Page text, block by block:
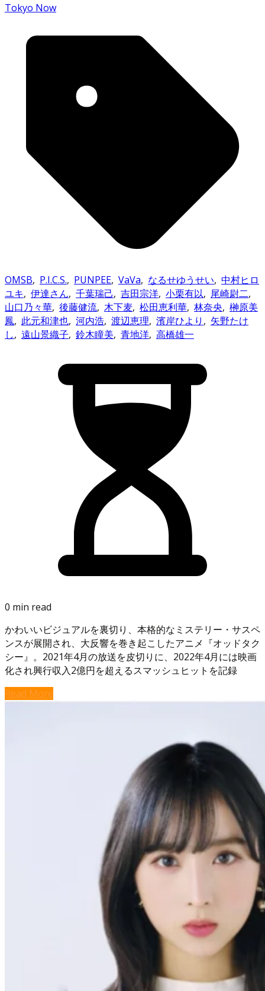
Tokyo Now
OMSB, P.I.C.S., PUNPEE, VaVa, なるせゆうせい, 中村ヒロ
ユキ, 伊達さん, 千葉瑞己, 吉田宗洋, 小栗有以, 尾崎尉二,
山口乃々華, 後藤健流, 木下麦, 松田恵利華, 林奈央, 榊原美
鳳, 此元和津也, 河内浩, 渡辺恵理, 濱岸ひより , 矢野たけ
し, 遠山景織子, 鈴木瞳美, 青地洋, 高橋雄一
0 min read
かわいいビジュアルを裏切り、本格的なミステリー・サスペ
ンスが展開され、大反響を巻き起こしたアニメ『オッドタク
シー』。2021年4月の放送を皮切りに、2022年4月には映画
化され興行収入2億円を超えるスマッシュヒットを記録
Read More